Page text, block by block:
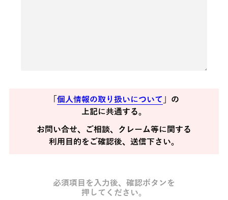
個人情報の取り扱いについて 」の
上記に共通する。
お問い合せ、ご相談、クレーム等に関する
利用目的をご確認後、送信下さい。
必須項目を入力後、確認ボタンを
押してください。